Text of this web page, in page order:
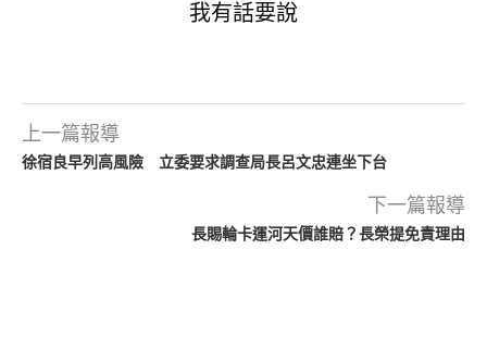
我有話要說
上一篇報導
徐宿良早列高風險 立委要求調查局長呂文忠連坐下台
下一篇報導
長賜輪卡運河天價誰賠？長榮提免責理由